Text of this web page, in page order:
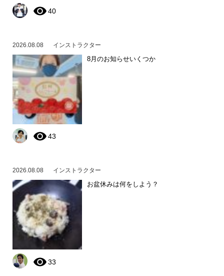
40
2026.08.08 インストラクター
8月のお知らせいくつか
43
2026.08.08 インストラクター
お盆休みは何をしよう？
33